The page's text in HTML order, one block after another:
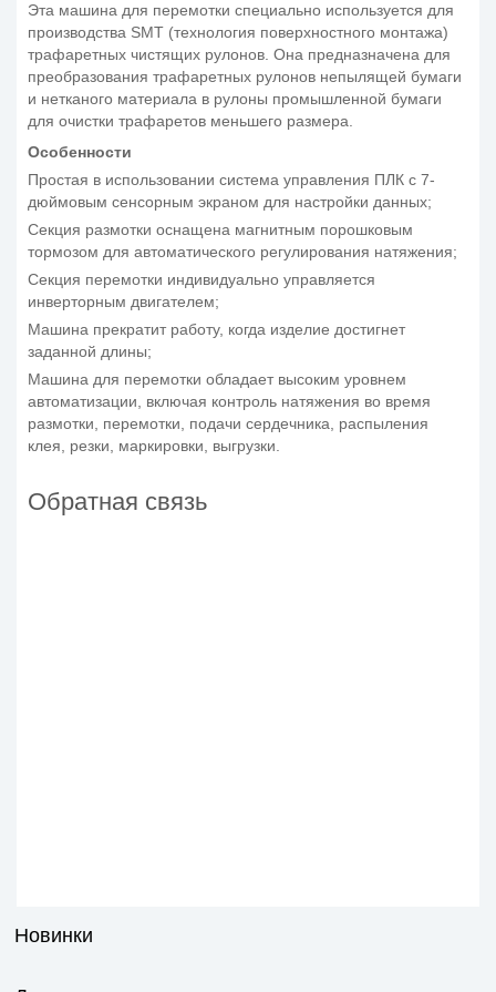
Эта машина для перемотки специально используется для
производства SMT (технология поверхностного монтажа)
трафаретных чистящих рулонов. Она предназначена для
преобразования трафаретных рулонов непылящей бумаги
и нетканого материала в рулоны промышленной бумаги
для очистки трафаретов меньшего размера.
Особенности
Простая в использовании система управления ПЛК с 7-
дюймовым сенсорным экраном для настройки данных;
Секция размотки оснащена магнитным порошковым
тормозом для автоматического регулирования натяжения;
Секция перемотки индивидуально управляется
инверторным двигателем;
Машина прекратит работу, когда изделие достигнет
заданной длины;
Машина для перемотки обладает высоким уровнем
автоматизации, включая контроль натяжения во время
размотки, перемотки, подачи сердечника, распыления
клея, резки, маркировки, выгрузки.
Обратная связь
Новинки